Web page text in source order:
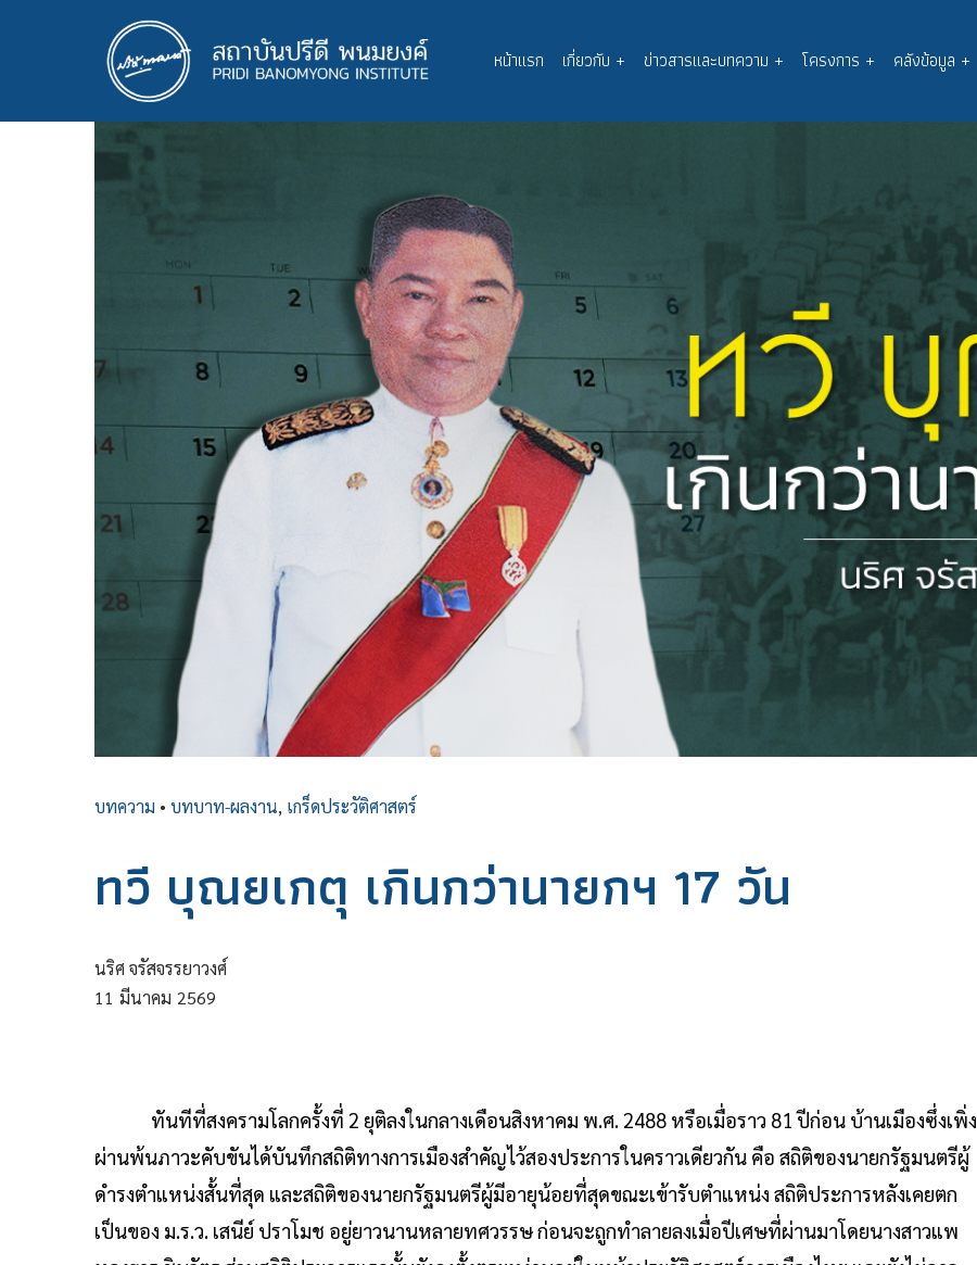
Main
navigation
หน้าแรก เกี่ยวกับ + ข่าวสารและบทความ + โครงการ + คลังข้อมูล +
บทความ • บทบาท-ผลงาน, เกร็ดประวัติศาสตร์
ทวี บุณยเกตุ เกินกว่านายกฯ 17 วัน
นริศ จรัสจรรยาวงศ์
11 มีนาคม 2569
ทันทีที่สงครามโลกครั้งที่ 2 ยุติลงในกลางเดือนสิงหาคม พ.ศ. 2488 หรือเมื่อราว 81 ปีก่อน บ้านเมืองซึ่งเพิ่ง
ผ่านพ้นภาวะคับขันได้บันทึกสถิติทางการเมืองสำคัญไว้สองประการในคราวเดียวกัน คือ สถิติของนายกรัฐมนตรีผู้
ดำรงตำแหน่งสั้นที่สุด และสถิติของนายกรัฐมนตรีผู้มีอายุน้อยที่สุดขณะเข้ารับตำแหน่ง สถิติประการหลังเคยตก
เป็นของ ม.ร.ว. เสนีย์ ปราโมช อยู่ยาวนานหลายทศวรรษ ก่อนจะถูกทำลายลงเมื่อปีเศษที่ผ่านมาโดยนางสาวแพ